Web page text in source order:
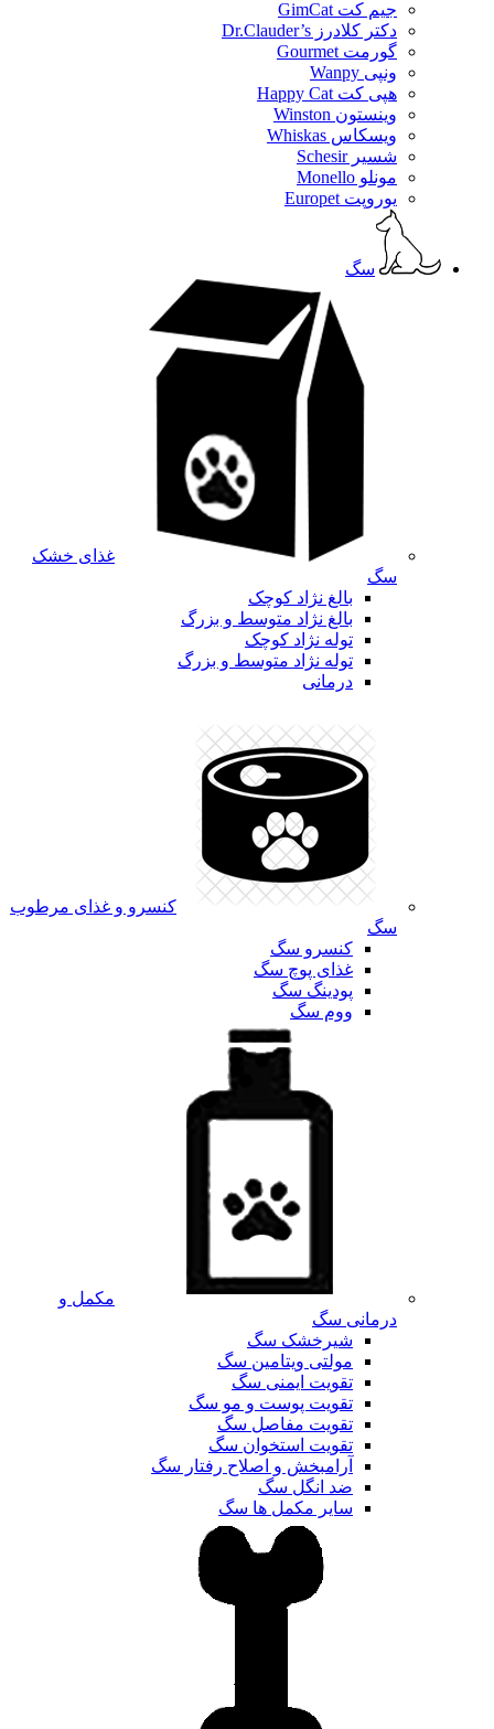
جیم کت GimCat
دکتر کلادرز Dr.Clauder’s
گورمت Gourmet
ونپی Wanpy
هپی کت Happy Cat
وینستون Winston
ویسکاس Whiskas
شسیر Schesir
مونلو Monello
یوروپت Europet
سگ
غذای خشک
سگ
بالغ نژاد کوچک
بالغ نژاد متوسط و بزرگ
توله نژاد کوچک
توله نژاد متوسط و بزرگ
درمانی
کنسرو و غذای مرطوب
سگ
کنسرو سگ
غذای پوچ سگ
پودینگ سگ
ووم سگ
مکمل و
درمانی سگ
شیرخشک سگ
مولتی ویتامین سگ
تقویت ایمنی سگ
تقویت پوست و مو سگ
تقویت مفاصل سگ
تقویت استخوان سگ
آرامبخش و اصلاح رفتار سگ
ضد انگل سگ
سایر مکمل ها سگ